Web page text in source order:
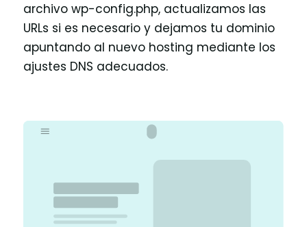
archivo wp-config.php, actualizamos las
URLs si es necesario y dejamos tu dominio
apuntando al nuevo hosting mediante los
ajustes DNS adecuados.